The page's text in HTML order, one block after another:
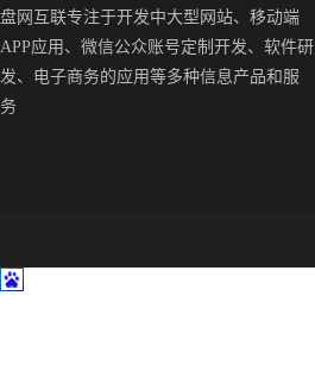
盘网互联专注于开发中大型网站、移动端
APP应用、微信公众账号定制开发、软件研
发、电子商务的应用等多种信息产品和服
务